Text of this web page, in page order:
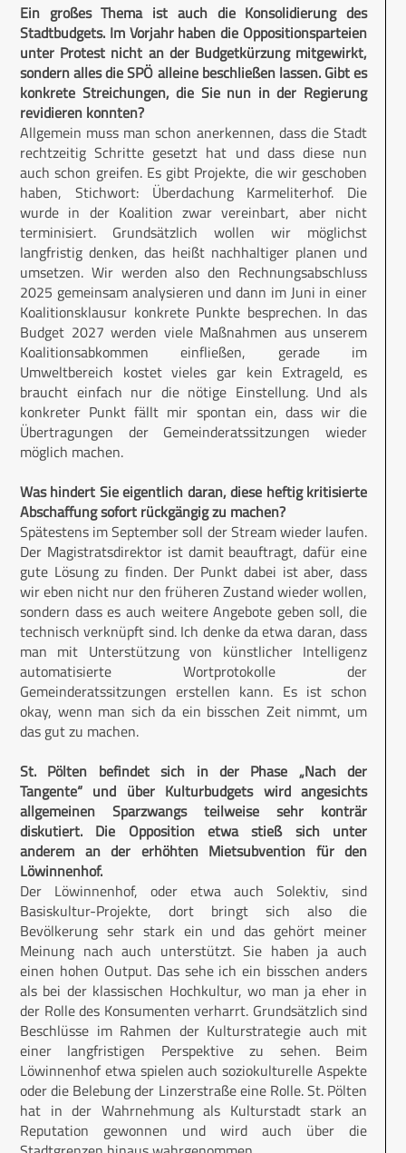
Ein großes Thema ist auch die Konsolidierung des
Stadtbudgets. Im Vorjahr haben die Oppositionsparteien
unter Protest nicht an der Budgetkürzung mitgewirkt,
sondern alles die SPÖ alleine beschließen lassen. Gibt es
konkrete Streichungen, die Sie nun in der Regierung
revidieren konnten?
Allgemein muss man schon anerkennen, dass die Stadt
rechtzeitig Schritte gesetzt hat und dass diese nun
auch schon greifen. Es gibt Projekte, die wir geschoben
haben, Stichwort: Überdachung Karmeliterhof. Die
wurde in der Koalition zwar vereinbart, aber nicht
terminisiert. Grundsätzlich wollen wir möglichst
langfristig denken, das heißt nachhaltiger planen und
umsetzen. Wir werden also den Rechnungsabschluss
2025 gemeinsam analysieren und dann im Juni in einer
Koalitionsklausur konkrete Punkte besprechen. In das
Budget 2027 werden viele Maßnahmen aus unserem
Koalitionsabkommen einfließen, gerade im
Umweltbereich kostet vieles gar kein Extrageld, es
braucht einfach nur die nötige Einstellung. Und als
konkreter Punkt fällt mir spontan ein, dass wir die
Übertragungen der Gemeinderatssitzungen wieder
möglich machen.
Was hindert Sie eigentlich daran, diese heftig kritisierte
Abschaffung sofort rückgängig zu machen?
Spätestens im September soll der Stream wieder laufen.
Der Magistratsdirektor ist damit beauftragt, dafür eine
gute Lösung zu finden. Der Punkt dabei ist aber, dass
wir eben nicht nur den früheren Zustand wieder wollen,
sondern dass es auch weitere Angebote geben soll, die
technisch verknüpft sind. Ich denke da etwa daran, dass
man mit Unterstützung von künstlicher Intelligenz
automatisierte Wortprotokolle der
Gemeinderatssitzungen erstellen kann. Es ist schon
okay, wenn man sich da ein bisschen Zeit nimmt, um
das gut zu machen.
St. Pölten befindet sich in der Phase „Nach der
Tangente“ und über Kulturbudgets wird angesichts
allgemeinen Sparzwangs teilweise sehr konträr
diskutiert. Die Opposition etwa stieß sich unter
anderem an der erhöhten Mietsubvention für den
Löwinnenhof.
Der Löwinnenhof, oder etwa auch Solektiv, sind
Basiskultur-Projekte, dort bringt sich also die
Bevölkerung sehr stark ein und das gehört meiner
Meinung nach auch unterstützt. Sie haben ja auch
einen hohen Output. Das sehe ich ein bisschen anders
als bei der klassischen Hochkultur, wo man ja eher in
der Rolle des Konsumenten verharrt. Grundsätzlich sind
Beschlüsse im Rahmen der Kulturstrategie auch mit
einer langfristigen Perspektive zu sehen. Beim
Löwinnenhof etwa spielen auch soziokulturelle Aspekte
oder die Belebung der Linzerstraße eine Rolle. St. Pölten
hat in der Wahrnehmung als Kulturstadt stark an
Reputation gewonnen und wird auch über die